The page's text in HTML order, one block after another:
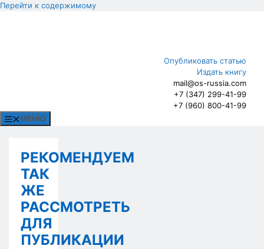
Перейти к содержимому
Опубликовать статью
Издать книгу
mail@os-russia.com
+7 (347) 299-41-99
+7 (960) 800-41-99
МЕНЮ
РЕКОМЕНДУЕМ
ТАК
ЖЕ
РАССМОТРЕТЬ
ДЛЯ
ПУБЛИКАЦИИ